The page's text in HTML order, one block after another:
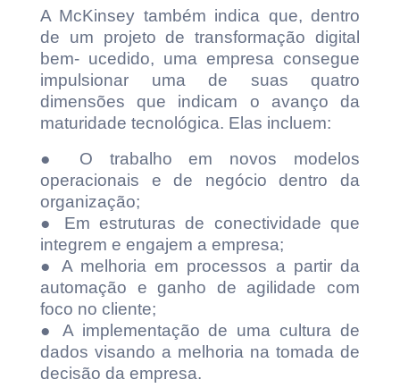
A McKinsey também indica que, dentro
de um projeto de transformação digital
bem- ucedido, uma empresa consegue
impulsionar uma de suas quatro
dimensões que indicam o avanço da
maturidade tecnológica. Elas incluem:
● O trabalho em novos modelos
operacionais e de negócio dentro da
organização;
● Em estruturas de conectividade que
integrem e engajem a empresa;
● A melhoria em processos a partir da
automação e ganho de agilidade com
foco no cliente;
● A implementação de uma cultura de
dados visando a melhoria na tomada de
decisão da empresa.